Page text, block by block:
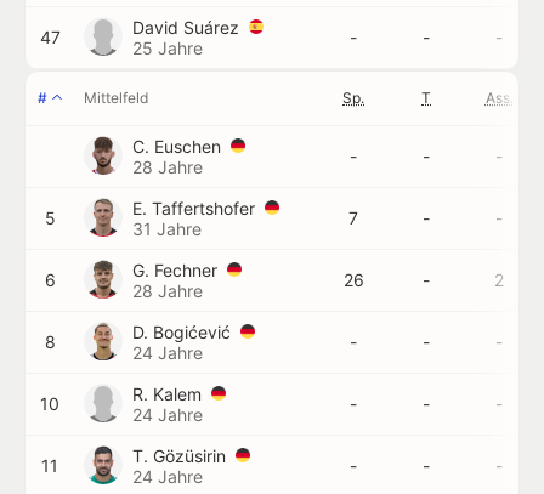
47
David Suárez
25 Jahre
- - -
# Mittelfeld Sp. T Ass.
C. Euschen
28 Jahre
- - -
5
E. Taffertshofer
31 Jahre
7 - -
6
G. Fechner
28 Jahre
26 - 2
8
D. Bogićević
24 Jahre
- - -
10
R. Kalem
24 Jahre
- - -
11
T. Gözüsirin
24 Jahre
- - -